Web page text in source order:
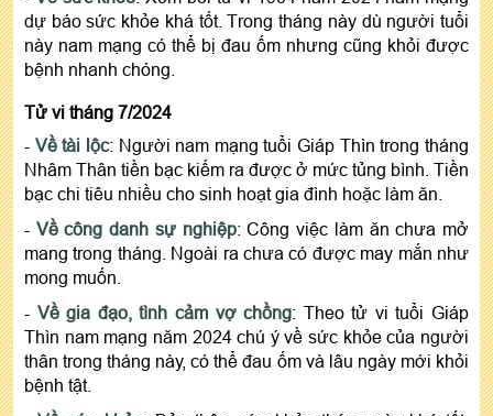
dự báo sức khỏe khá tốt. Trong tháng này dù người tuổi
này nam mạng có thể bị đau ốm nhưng cũng khỏi được
bệnh nhanh chóng.
Tử vi tháng 7/2024
- Về tài lộc: Người nam mạng tuổi Giáp Thìn trong tháng
Nhâm Thân tiền bạc kiếm ra được ở mức tủng bình. Tiền
bạc chi tiêu nhiều cho sinh hoạt gia đình hoặc làm ăn.
- Về công danh sự nghiệp: Công việc làm ăn chưa mở
mang trong tháng. Ngoài ra chưa có được may mắn như
mong muốn.
- Về gia đạo, tình cảm vợ chồng: Theo tử vi tuổi Giáp
Thìn nam mạng năm 2024 chú ý về sức khỏe của người
thân trong tháng này, có thể đau ốm và lâu ngày mới khỏi
bệnh tật.